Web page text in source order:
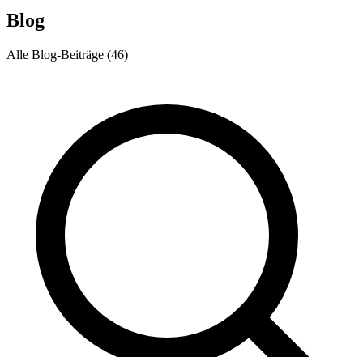
Blog
Alle Blog-Beiträge (46)